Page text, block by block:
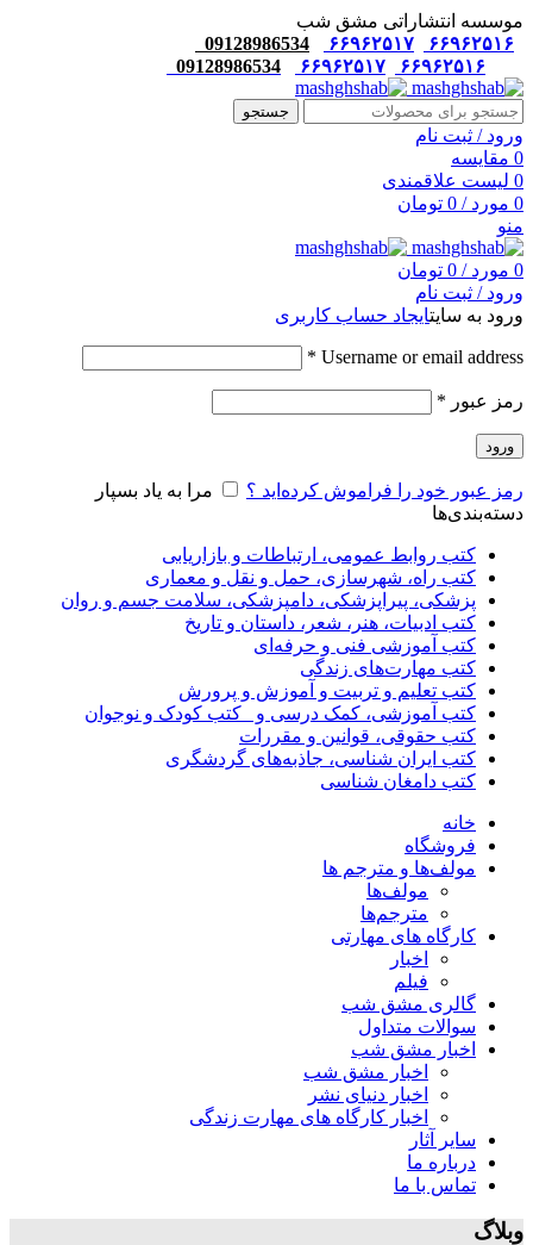
موسسه انتشاراتی مشق شب
۶۶۹۶۲۵۱۶
۶۶۹۶۲۵۱۷
09128986534
۶۶۹۶۲۵۱۶
۶۶۹۶۲۵۱۷ 09128986534
جستجو
ورود / ثبت نام
0 مقایسه
0 لیست علاقمندی
0 مورد /
0 تومان
منو
0 مورد /
0 تومان
ورود / ثبت نام
ورود به سایتایجاد حساب کاربری
Username or email address
*
رمز عبور *
ورود
رمز عبور خود را فراموش کرده‌اید ؟
مرا به یاد بسپار
دسته‌بندی‌ها
کتب روابط عمومی، ارتباطات و بازاریابی
کتب راه، شهرسازی، حمل و نقل و معماری
پزشکی، پیراپزشکی، دامپزشکی، سلامت جسم و روان
کتب ادبیات، هنر، شعر، داستان و تاریخ
کتب آموزشی فنی و حرفه‌ای
کتب مهارت‌های زندگی
کتب تعلیم و تربیت و آموزش و پرورش
کتب آموزشی، کمک درسی و _کتب کودک و نوجوان
کتب حقوقی، قوانین و مقررات
کتب ایران شناسی، جاذبه‌های گردشگری
کتب دامغان شناسی
خانه
فروشگاه
مولف‌ها و مترجم ها
مولف‌ها
مترجم‌ها
کارگاه های مهارتی
اخبار
فیلم
گالری مشق شب
سوالات متداول
اخبار مشق شب
اخبار مشق شب
اخبار دنیای نشر
اخبار کارگاه های مهارت زندگی
سایر آثار
درباره ما
تماس با ما
وبلاگ